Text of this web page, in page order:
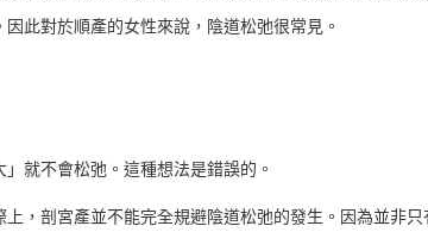
此對於順產的女性來說，陰道松弛很常見。
就不會松弛。這種想法是錯誤的。
剖宮產並不能完全規避陰道松弛的發生。因為並非只